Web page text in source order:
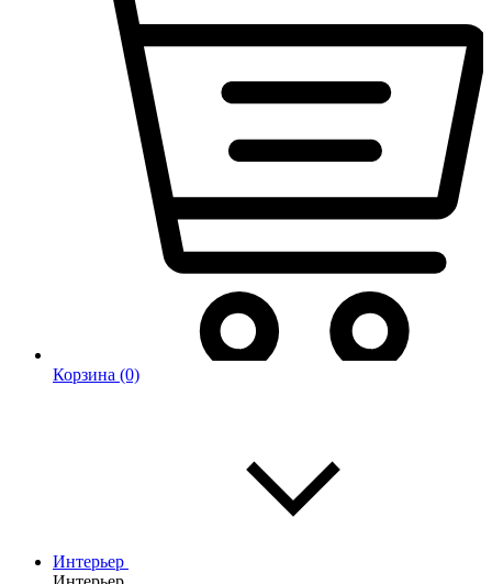
Корзина (0)
Интерьер